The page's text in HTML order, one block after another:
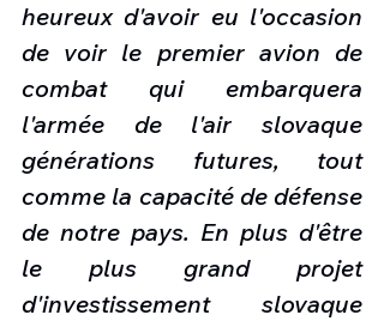
heureux d'avoir eu l'occasion
de voir le premier avion de
combat qui embarquera
l'armée de l'air slovaque
générations futures, tout
comme la capacité de défense
de notre pays. En plus d'être
le plus grand projet
d'investissement slovaque